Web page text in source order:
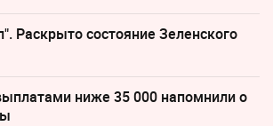
Раскрыто состояние Зеленского
ниже 35 000 напомнили о